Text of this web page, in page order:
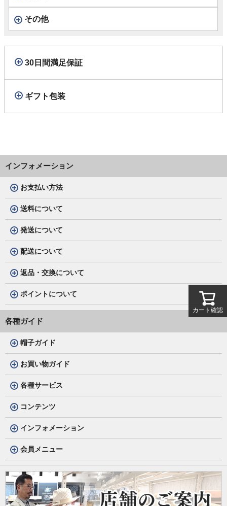
その他
30日間満足保証
ギフト包装
インフォメーション
お支払い方法
送料について
発送について
配送について
返品・交換について
ポイントについて
各種ガイド
帽子ガイド
お買い物ガイド
各種サービス
コンテンツ
インフォメーション
会員メニュー
カート確認